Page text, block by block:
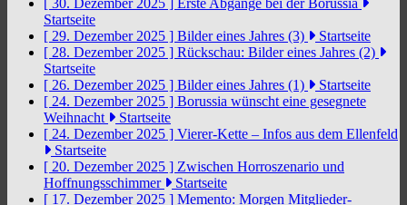
[ 30. Dezember 2025 ] Erste Abgänge bei der Borussia
Startseite
[ 29. Dezember 2025 ] Bilder eines Jahres (3)
Startseite
[ 28. Dezember 2025 ] Rückschau: Bilder eines Jahres (2)
Startseite
[ 26. Dezember 2025 ] Bilder eines Jahres (1)
Startseite
[ 24. Dezember 2025 ] Borussia wünscht eine gesegnete
Weihnacht
Startseite
[ 24. Dezember 2025 ] Vierer-Kette – Infos aus dem Ellenfeld
Startseite
[ 20. Dezember 2025 ] Zwischen Horroszenario und
Hoffnungsschimmer
Startseite
[ 17. Dezember 2025 ] Memento: Morgen Mitglieder-